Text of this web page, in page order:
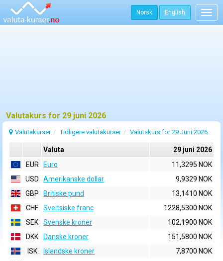
Norsk English
Valutakurs for 29 juni 2026
Valutakurser Tidligere valutakurser Valutakurs for 29 Juni 2026
Valuta
29 juni 2026
EUR
Euro
11,3295 NOK
USD
Amerikanske dollar
9,9329 NOK
GBP
Britiske pund
13,1410 NOK
CHF
Sveitsiske franc
1228,5300 NOK
SEK
Svenske kroner
102,1900 NOK
DKK
Danske kroner
151,5800 NOK
ISK
Islandske kroner
7,8700 NOK